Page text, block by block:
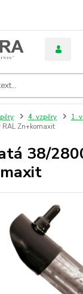
4. vzpěry 1.
Zn+komaxit
38/